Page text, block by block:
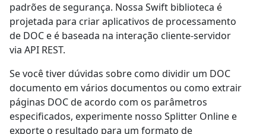
padrões de segurança. Nossa Swift biblioteca é
projetada para criar aplicativos de processamento
de DOC e é baseada na interação cliente-servidor
via API REST.
Se você tiver dúvidas sobre como dividir um DOC
documento em vários documentos ou como extrair
páginas DOC de acordo com os parâmetros
especificados, experimente nosso Splitter Online e
exporte o resultado para um formato de